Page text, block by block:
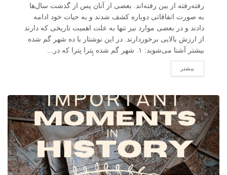
رفته‌رفته از بین رفته‌اند. بعضی از آنان پس از گذشت سال‌ها
به صورت اتفاقاتی دوباره کشف شدند و به حیات خود ادامه
دادند و در بعضی موارد نیز تنها به علت اهمیت تاریخی که دارند
از ارزش بالایی برخوردارند. در این نوشتار با ده شهر گم‌ شده
بیشتر آشنا می‌شوید: ۱. شهر گم شده پِترا پترا که در...
بیشتر